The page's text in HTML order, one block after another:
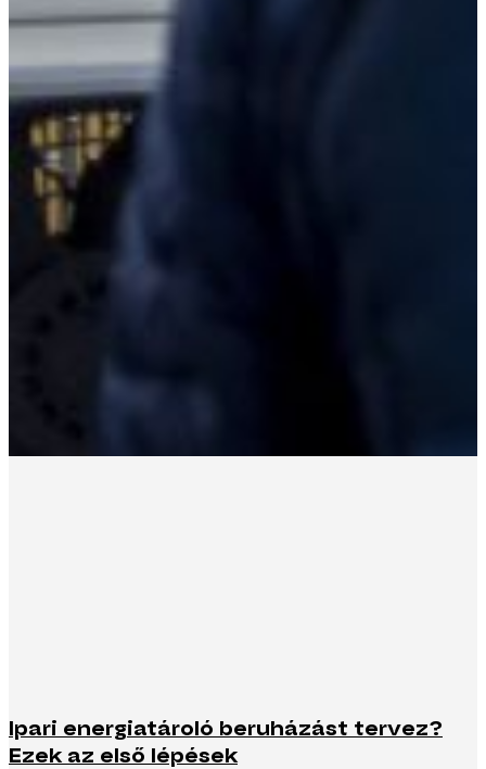
Ipari energiatároló beruházást tervez?
Ezek az első lépések